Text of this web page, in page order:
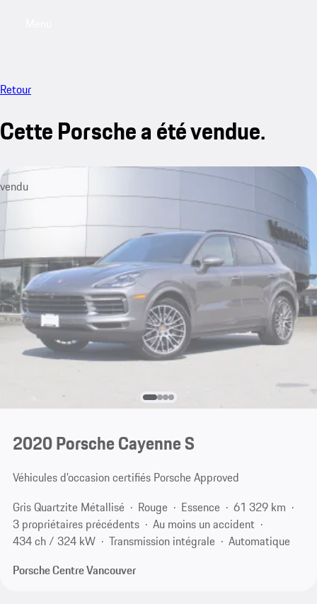
Retour
Cette Porsche a été vendue.
vendu
2020 Porsche Cayenne S
Véhicules d’occasion certifiés Porsche Approved
Gris Quartzite Métallisé
Rouge Essence
61 329 km
3 propriétaires précédents
Au moins un accident
434 ch / 324 kW
Transmission intégrale
Automatique
Porsche Centre Vancouver